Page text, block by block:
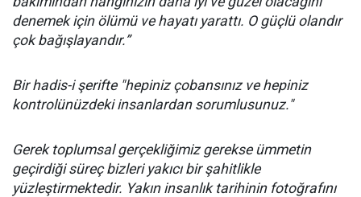
denemek için ölümü ve hayatı yarattı. O güçlü olandır
çok bağışlayandır.”
Bir hadis-i şerifte "hepiniz çobansınız ve hepiniz
kontrolünüzdeki insanlardan sorumlusunuz."
Gerek toplumsal gerçekliğimiz gerekse ümmetin
geçirdiği süreç bizleri yakıcı bir şahitlikle
yüzleştirmektedir. Yakın insanlık tarihinin fotoğrafını